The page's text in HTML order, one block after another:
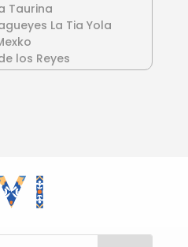
Taurina
La Tia Yola
los Reyes